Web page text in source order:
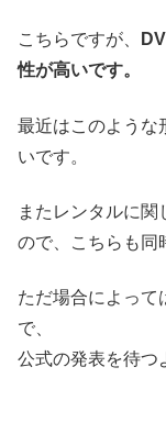
こちらですが、
性が高いです。
最近はこのような
いです。
またレンタルに
ので、こちらも同
ただ場合によって
で、
公式の発表を待つ